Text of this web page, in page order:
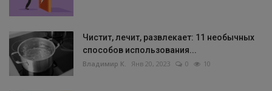
Чистит, лечит, развлекает: 11 необычных
способов использования...
Владимир К. Янв 20, 2023 0 10